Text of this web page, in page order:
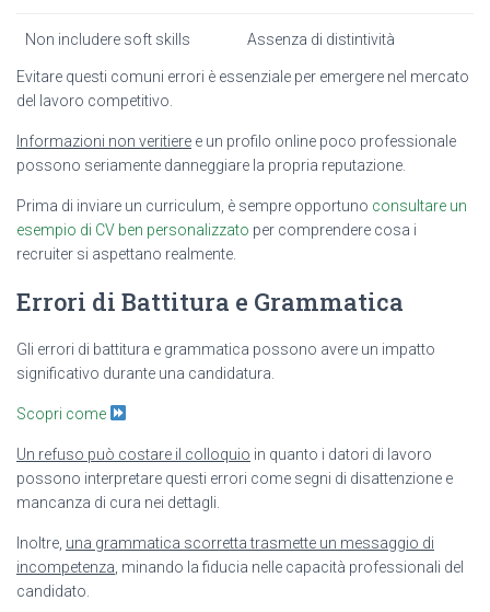
Non includere soft skills Assenza di distintività
Evitare questi comuni errori è essenziale per emergere nel mercato
del lavoro competitivo.
Informazioni non veritiere e un profilo online poco professionale
possono seriamente danneggiare la propria reputazione.
Prima di inviare un curriculum, è sempre opportuno consultare un
esempio di CV ben personalizzato per comprendere cosa i
recruiter si aspettano realmente.
Errori di Battitura e Grammatica
Gli errori di battitura e grammatica possono avere un impatto
significativo durante una candidatura.
Scopri come
Un refuso può costare il colloquio in quanto i datori di lavoro
possono interpretare questi errori come segni di disattenzione e
mancanza di cura nei dettagli.
Inoltre, una grammatica scorretta trasmette un messaggio di
incompetenza , minando la fiducia nelle capacità professionali del
candidato.